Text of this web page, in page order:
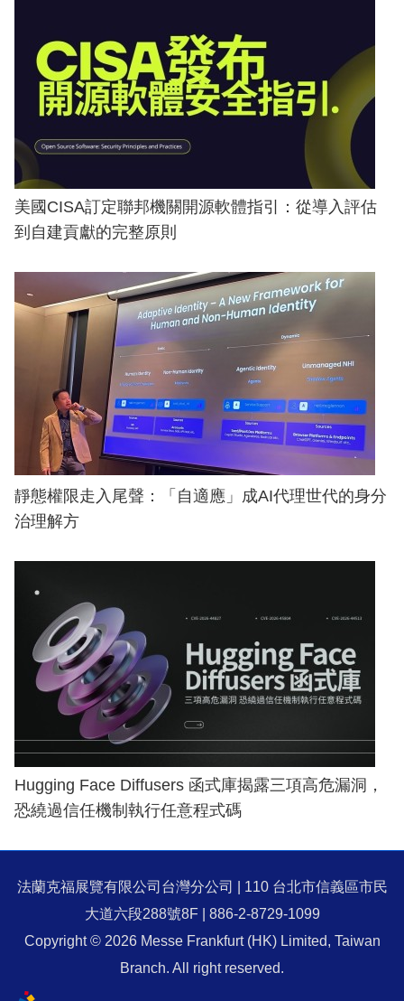
美國CISA訂定聯邦機關開源軟體指引：從導入評估
到自建貢獻的完整原則
靜態權限走入尾聲：「自適應」成AI代理世代的身分
治理解方
Hugging Face Diffusers 函式庫揭露三項高危漏洞，
恐繞過信任機制執行任意程式碼
法蘭克福展覽有限公司台灣分公司 | 110 台北市信義區市民
大道六段288號8F | 886-2-8729-1099
Copyright © 2026 Messe Frankfurt (HK) Limited, Taiwan
Branch. All right reserved.